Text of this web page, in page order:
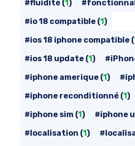
#fluidité (1)
#io 18 compatible (1)
#ios 18 iphone compatible (
#ios 18 update (1)
#iphone amerique (1)
#iphone reconditionné (1)
#iphone sim (1) #iphone
#localisation (1)